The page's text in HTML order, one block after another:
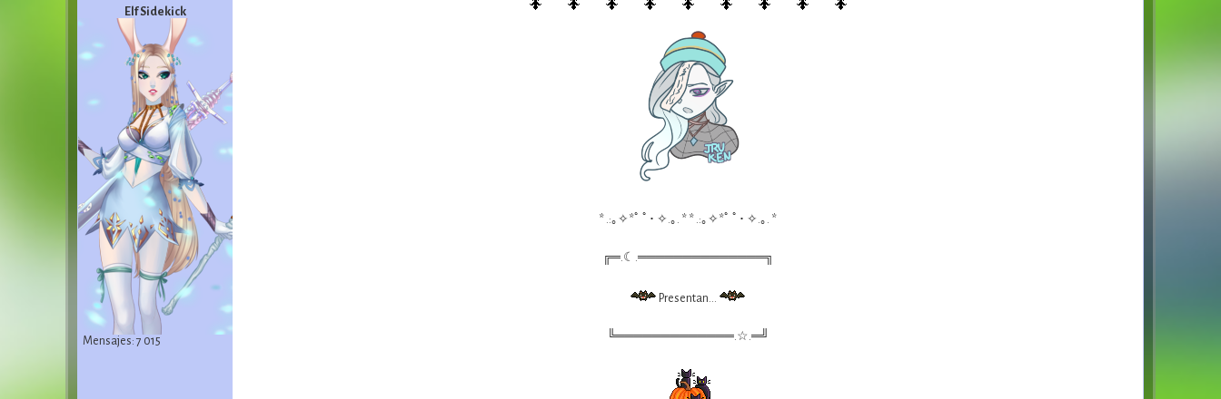
Elf Sidekick
Mensajes: 7 015
* .:｡✧*ﾟ ﾟ･ ✧.｡. * * .:｡✧*ﾟ ﾟ･ ✧.｡. *
╔═.☾.══════════════╗
Presentan...
╚═════════════.☆.═╝